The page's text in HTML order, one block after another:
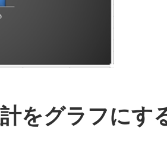
をグラフにす